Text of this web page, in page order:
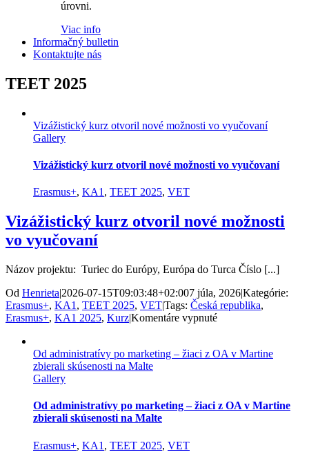
úrovni.
Viac info
Informačný bulletin
Kontaktujte nás
TEET 2025
Vizážistický kurz otvoril nové možnosti vo vyučovaní
Gallery
Vizážistický kurz otvoril nové možnosti vo vyučovaní
Erasmus+, KA1 , TEET 2025, VET
Vizážistický kurz otvoril nové možnosti
vo vyučovaní
Názov projektu: Turiec do Európy, Európa do Turca Číslo [...]
Od Henrieta|2026-07-15T09:03:48+02:007 júla, 2026|Kategórie:
Erasmus+, KA1 , TEET 2025, VET|Tags: Česká republika,
Erasmus+, KA1 2025, Kurz|Komentáre vypnuténa
otvoril
vyučovaní
Od administratívy po marketing – žiaci z OA v Martine
zbierali skúsenosti na Malte
Gallery
Od administratívy po marketing – žiaci z OA v Martine
zbierali skúsenosti na Malte
Erasmus+, KA1 , TEET 2025, VET